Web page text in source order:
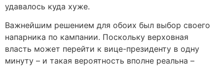
удавалось куда хуже.
Важнейшим решением для обоих был выбор своего
напарника по кампании. Поскольку верховная
власть может перейти к вице-президенту в одну
минуту – и такая вероятность вполне реальна –